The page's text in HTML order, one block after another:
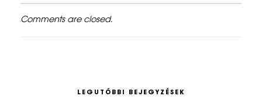
Comments are closed.
LEGUTÓBBI BEJEGYZÉSEK